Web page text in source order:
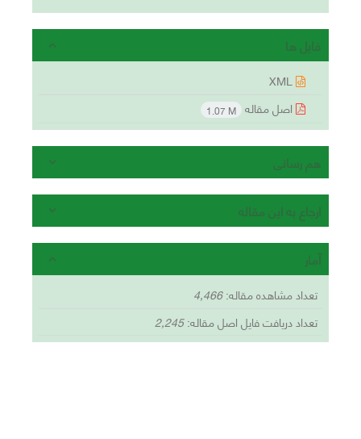
فایل ها
اصل مقاله 1.07 M
هم رسانی
ارجاع به این مقاله
آمار
تعداد مشاهده مقاله:4,466
تعداد دریافت فایل اصل مقاله:2,245